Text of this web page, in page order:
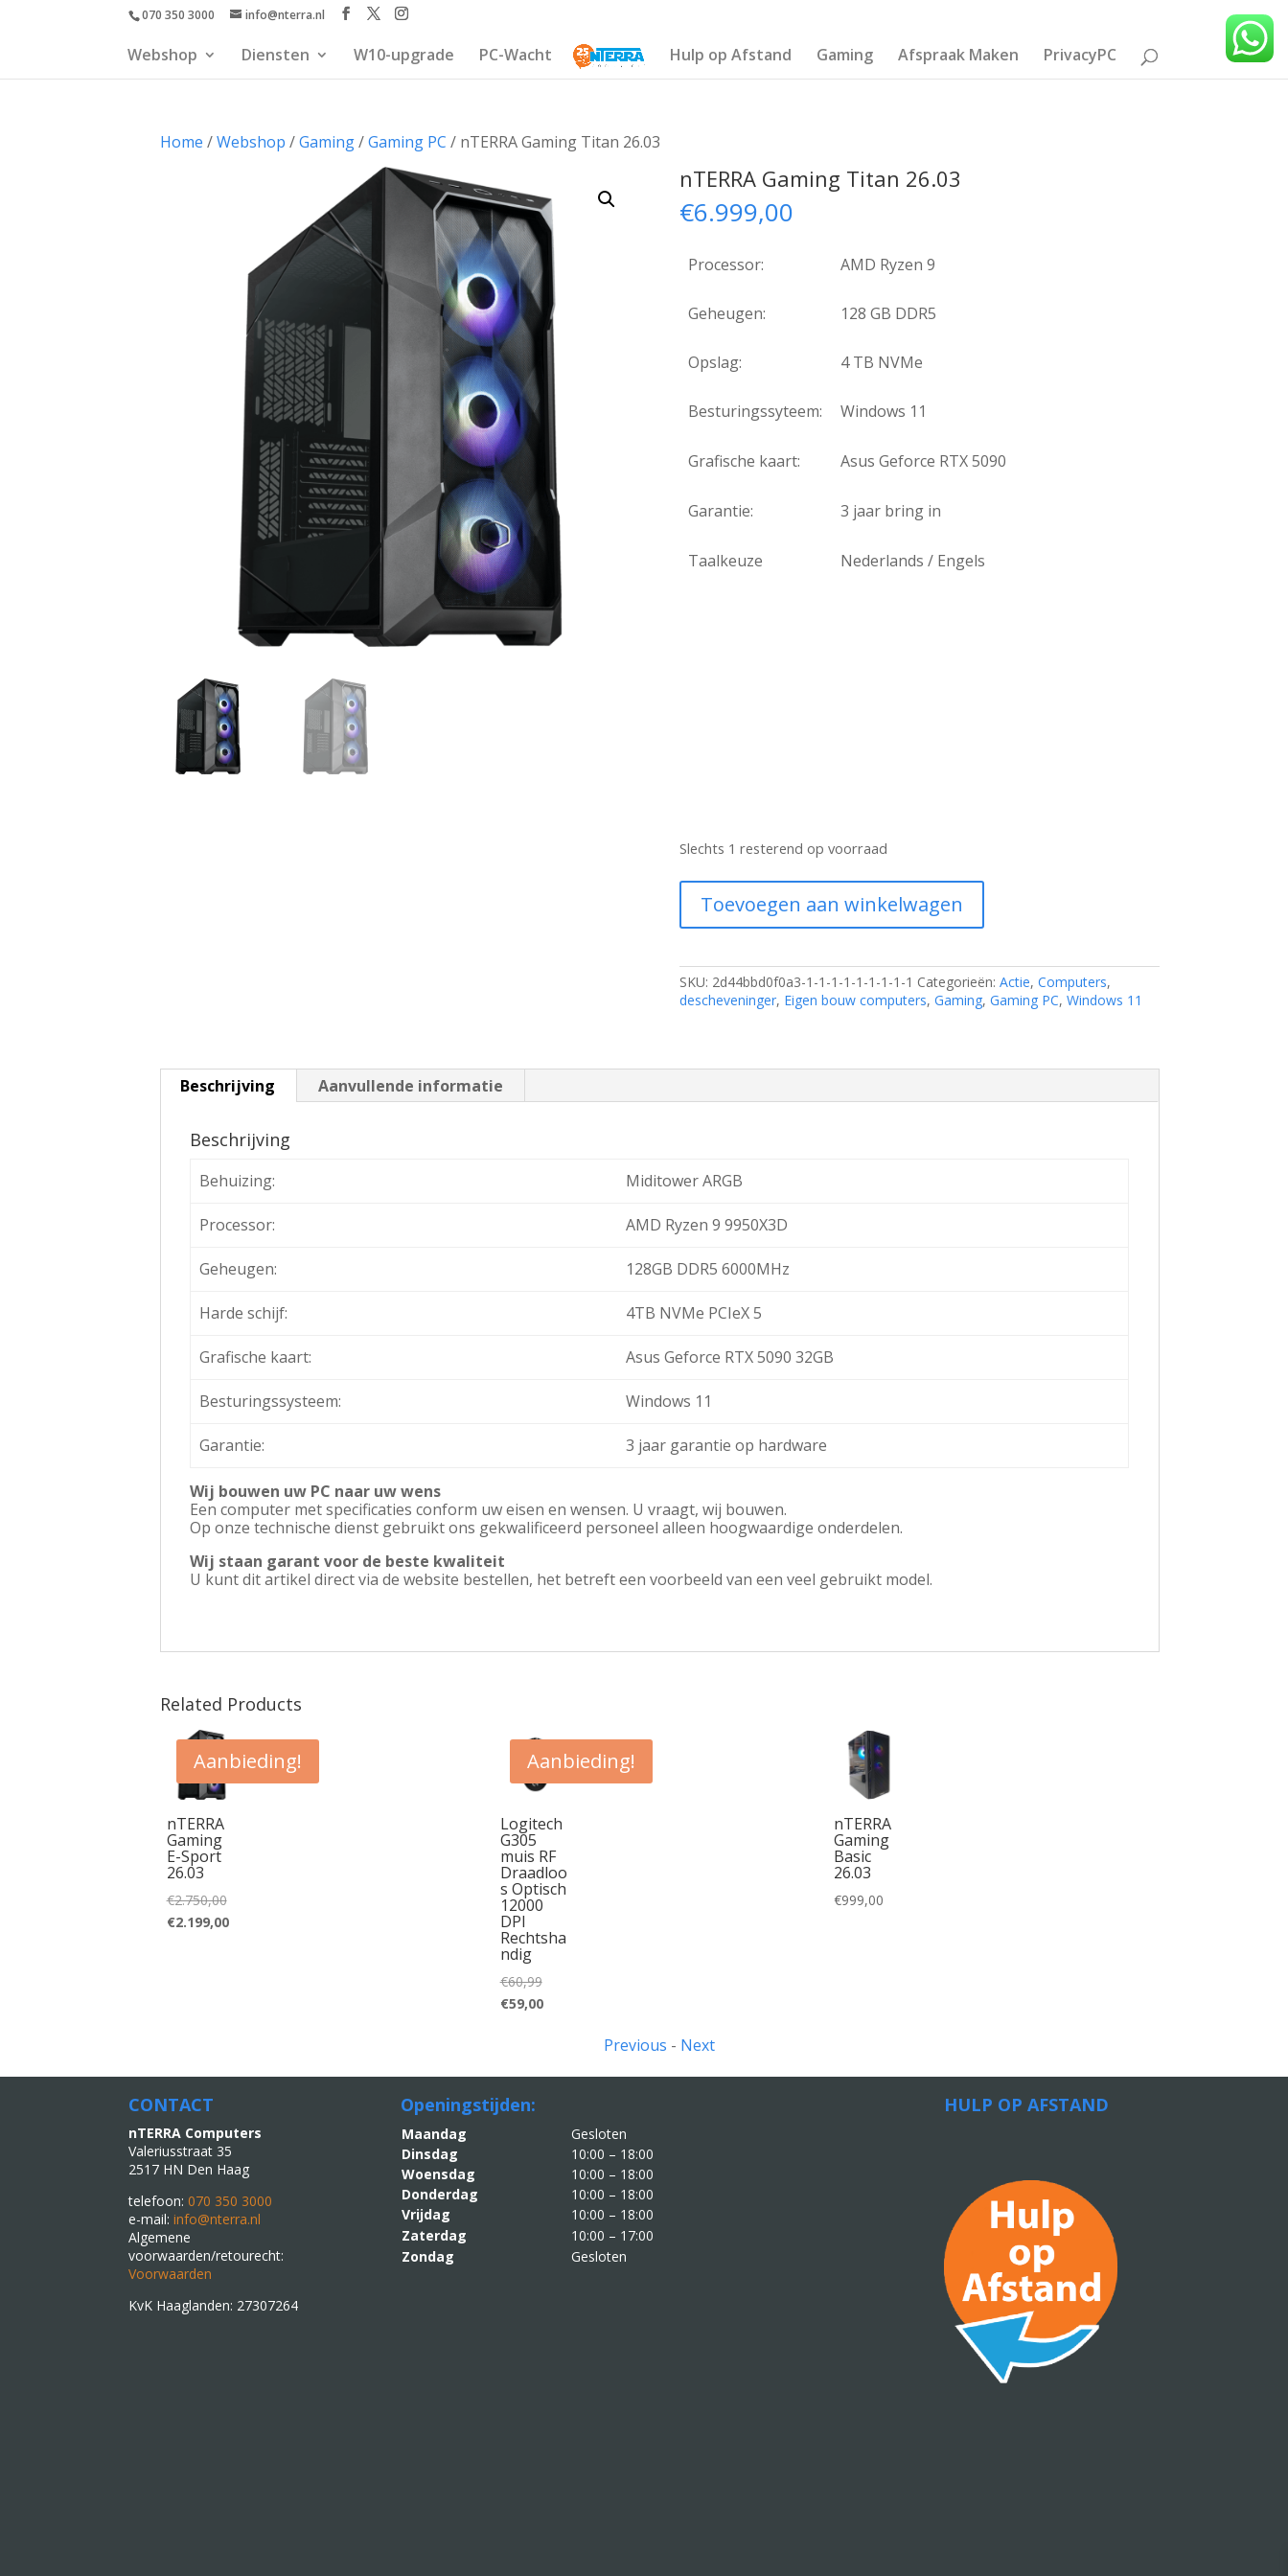
070 350 3000 info@nterra.nl
Webshop Diensten W10-upgrade PC-Wacht Hulp op Afstand Gaming Afspraak Maken PrivacyPC
Home /Webshop /Gaming/Gaming PC / nTERRA Gaming Titan 26.03
nTERRA Gaming Titan 26.03
€6.999,00
Processor: AMD Ryzen 9
Geheugen: 128 GB DDR5
Opslag: 4 TB NVMe
Besturingssyteem: Windows 11
Grafische kaart: Asus Geforce RTX 5090
Garantie: 3 jaar bring in
Taalkeuze Nederlands / Engels
Slechts 1 resterend op voorraad
nTERRA
Gaming
Titan
aantal
Toevoegen aan winkelwagen
SKU: 2d44bbd0f0a3-1-1-1-1-1-1-1-1-1 Categorieën: Actie, Computers,
descheveninger, Eigen bouw computers, Gaming, Gaming PC, Windows 11
Beschrijving Aanvullende informatie
Beschrijving
Behuizing: Miditower ARGB
Processor: AMD Ryzen 9 9950X3D
Geheugen: 128GB DDR5 6000MHz
Harde schijf: 4TB NVMe PCIeX 5
Grafische kaart: Asus Geforce RTX 5090 32GB
Besturingssysteem: Windows 11
Garantie: 3 jaar garantie op hardware
Wij bouwen uw PC naar uw wens
Een computer met specificaties conform uw eisen en wensen. U vraagt, wij bouwen.
Op onze technische dienst gebruikt ons gekwalificeerd personeel alleen hoogwaardige onderdelen.
Wij staan garant voor de beste kwaliteit
U kunt dit artikel direct via de website bestellen, het betreft een voorbeeld van een veel gebruikt model.
Related Products
Aanbieding!
nTERRA
Gaming
E-Sport
26.03
€2.750,00Oorspronkelijke
prijs
€2.199,00Huidige
Aanbieding!
Logitech
G305
muis RF
Draadloo
s Optisch
12000
DPI
Rechtsha
ndig
€60,99Oorspronkelijke
prijs
€59,00Huidige
nTERRA
Gaming
Basic
26.03
€999,00
Previous - Next
CONTACT
nTERRA Computers
Valeriusstraat 35
2517 HN Den Haag
telefoon:070 350 3000
e-mail:info@nterra.nl
Algemene
voorwaarden/retourecht:
Voorwaarden
KvK Haaglanden: 27307264
Openingstijden:
Maandag
Gesloten
Dinsdag
10:00 – 18:00
Woensdag
10:00 – 18:00
Donderdag
10:00 – 18:00
Vrijdag
10:00 – 18:00
Zaterdag
10:00 – 17:00
Zondag
Gesloten
HULP OP AFSTAND